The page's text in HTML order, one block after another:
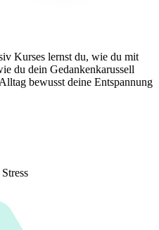
Kurses lernst du, wie du mit
du dein Gedankenkarussell
bewusst deine Entspannung